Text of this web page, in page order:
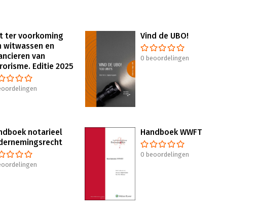
ter voorkoming
witwassen en
van
Editie 2025
Vind de UBO!
0 beoordelingen
notarieel
Handboek WWFT
0 beoordelingen